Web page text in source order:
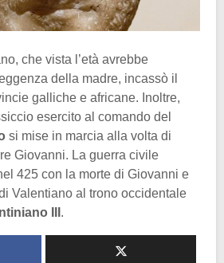
che vista l’età avrebbe
della madre, incassò il
galliche e africane. Inoltre,
esercito al comando del
si mise in marcia alla volta di
Giovanni. La guerra civile
425 con la morte di Giovanni e
Valentiano al trono occidentale
III .